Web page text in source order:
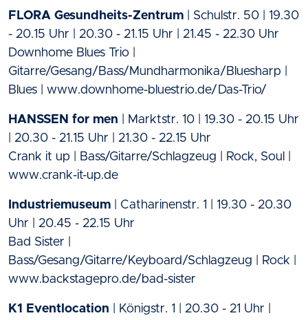
FLORA Gesundheits-Zentrum | Schulstr. 50 | 19.30
- 20.15 Uhr | 20.30 - 21.15 Uhr | 21.45 - 22.30 Uhr
Downhome Blues Trio |
Gitarre/Gesang/Bass/Mundharmonika/Bluesharp |
Blues | www.downhome-bluestrio.de/Das-Trio/
HANSSEN for men
| Marktstr. 10 | 19.30 - 20.15 Uhr
| 20.30 - 21.15 Uhr | 21.30 - 22.15 Uhr
Crank it up | Bass/Gitarre/Schlagzeug | Rock, Soul |
www.crank-it-up.de
Industriemuseum | Catharinenstr. 1 | 19.30 - 20.30
Uhr | 20.45 - 22.15 Uhr
Bad Sister |
Bass/Gesang/Gitarre/Keyboard/Schlagzeug | Rock |
www.backstagepro.de/bad-sister
K1 Eventlocation | Königstr. 1 | 20.30 - 21 Uhr |